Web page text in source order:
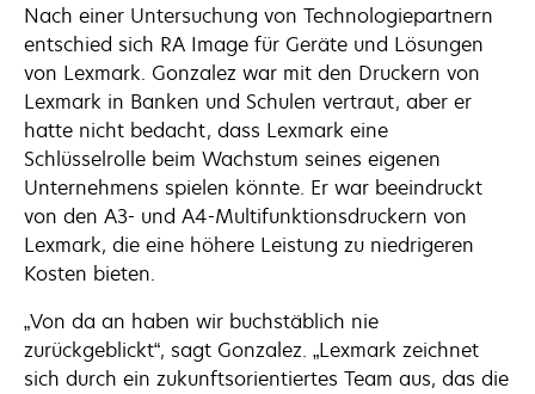
Nach einer Untersuchung von Technologiepartnern
entschied sich RA Image für Geräte und Lösungen
von Lexmark. Gonzalez war mit den Druckern von
Lexmark in Banken und Schulen vertraut, aber er
hatte nicht bedacht, dass Lexmark eine
Schlüsselrolle beim Wachstum seines eigenen
Unternehmens spielen könnte. Er war beeindruckt
von den A3- und A4-Multifunktionsdruckern von
Lexmark, die eine höhere Leistung zu niedrigeren
Kosten bieten.
„Von da an haben wir buchstäblich nie
zurückgeblickt“, sagt Gonzalez. „Lexmark zeichnet
sich durch ein zukunftsorientiertes Team aus, das die